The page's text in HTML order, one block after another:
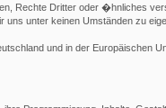
Rechte Dritter oder �hnliches
uns unter keinen Umständen zu
und in der Europäischen